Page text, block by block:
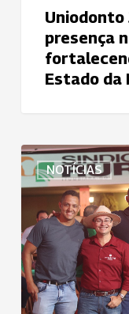
cooperativismo
Estado
Uniodonto
presença
Estado da
NOTÍCIAS
Uniodonto
Sul
Goiano
uniu-
se
à
Unimed
e